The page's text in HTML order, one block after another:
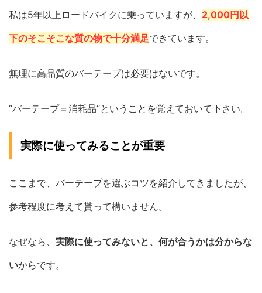
私は5年以上ロードバイクに乗っていますが、 2,000円以
下のそこそこな質の物で十分満足できています。
無理に高品質のバーテープは必要はないです。
“バーテープ＝消耗品“ということを覚えておいて下さい。
実際に使ってみることが重要
ここまで、バーテープを選ぶコツを紹介してきましたが、
参考程度に考えて貰って構いません。
なぜなら、 実際に使ってみないと、何が合うかは分からな
いからです。